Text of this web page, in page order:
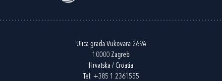
Ulica grada Vukovara 269A
10000 Zagreb
Hrvatska / Croatia
Tel: +385 1 2361555